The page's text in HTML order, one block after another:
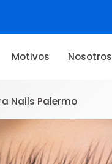
Motivos Nosotros
Nails Palermo